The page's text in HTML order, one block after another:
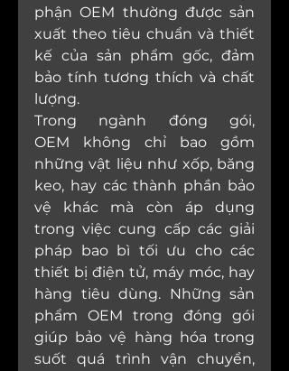
phận OEM thường được sản
xuất theo tiêu chuẩn và thiết
kế của sản phẩm gốc, đảm
bảo tính tương thích và chất
lượng.
Trong ngành đóng gói,
OEM không chỉ bao gồm
những vật liệu như xốp, băng
keo, hay các thành phần bảo
vệ khác mà còn áp dụng
trong việc cung cấp các giải
pháp bao bì tối ưu cho các
thiết bị điện tử, máy móc, hay
hàng tiêu dùng. Những sản
phẩm OEM trong đóng gói
giúp bảo vệ hàng hóa trong
suốt quá trình vận chuyển,